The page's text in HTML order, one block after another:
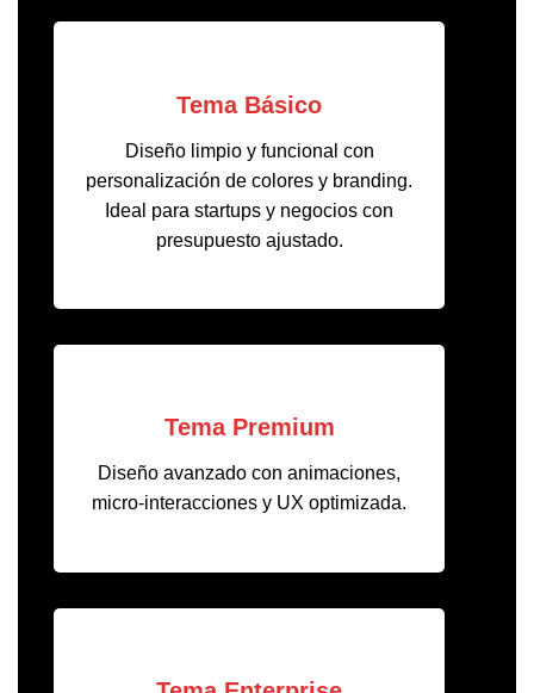
Tema Básico
Diseño limpio y funcional con
personalización de colores y branding.
Ideal para startups y negocios con
presupuesto ajustado.
Tema Premium
Diseño avanzado con animaciones,
micro-interacciones y UX optimizada.